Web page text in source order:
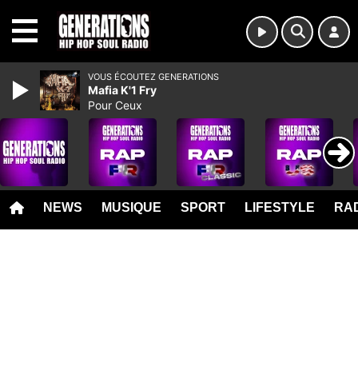
NEWS MUSIQUE SPORT LIFESTYLE
VOUS ÉCOUTEZ GENERATIONS
Mafia K'1 Fry
Pour Ceux